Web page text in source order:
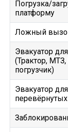
Погрузка/
платформу
Ложный
Эвакуатор
(Трактор,
погрузчик)
Эвакуатор